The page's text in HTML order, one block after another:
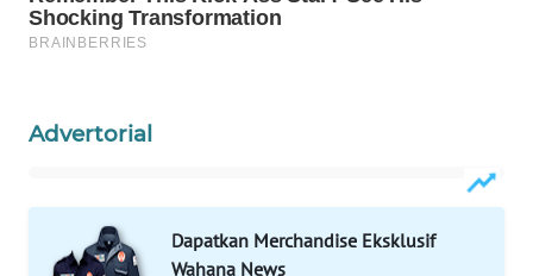
Advertorial
Dapatkan Merchandise Eksklusif
Wahana News
PERSONA
WAHANA